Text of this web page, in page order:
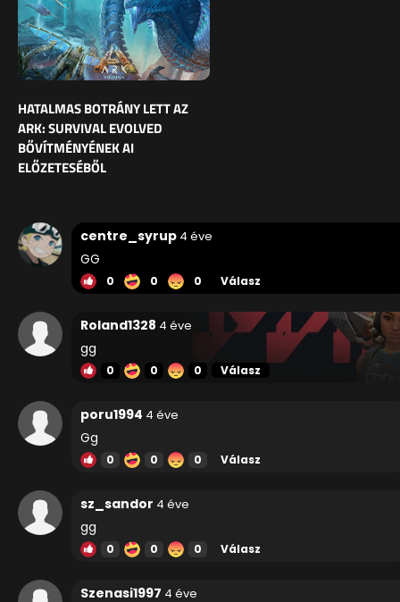
HATALMAS BOTRÁNY LETT AZ
ARK: SURVIVAL EVOLVED
BŐVÍTMÉNYÉNEK AI
ELŐZETESÉBŐL
centre_syrup 4 éve
GG
0 0 0 Válasz
Roland1328 4 éve
gg
0 0 0 Válasz
poru1994 4 éve
Gg
0 0 0 Válasz
sz_sandor 4 éve
gg
0 0 0 Válasz
Szenasi1997 4 éve